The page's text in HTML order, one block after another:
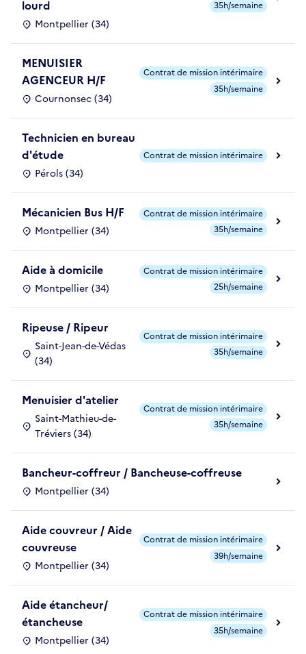
lourd
Montpellier (34)
35h/semaine
MENUISIER
AGENCEUR H/F
Cournonsec (34)
Contrat de mission intérimaire
35h/semaine
Technicien en bureau
d'étude
Pérols (34)
Contrat de mission intérimaire
Mécanicien Bus H/F
Montpellier (34)
Contrat de mission intérimaire
35h/semaine
Aide à domicile
Montpellier (34)
Contrat de mission intérimaire
25h/semaine
Ripeuse / Ripeur
Saint-Jean-de-Védas
(34)
Contrat de mission intérimaire
35h/semaine
Menuisier d'atelier
Saint-Mathieu-de-
Tréviers (34)
Contrat de mission intérimaire
35h/semaine
Bancheur-coffreur / Bancheuse-coffreuse
Montpellier (34)
Aide couvreur / Aide
couvreuse
Montpellier (34)
Contrat de mission intérimaire
39h/semaine
Aide étancheur/
étancheuse
Montpellier (34)
Contrat de mission intérimaire
35h/semaine